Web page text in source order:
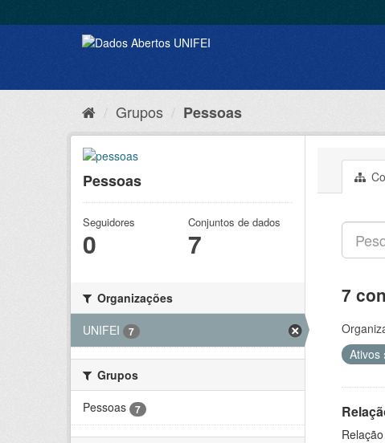
Grupos Pessoas
Pessoas
Seguidores
0
Conjuntos de dados
7
Organizações
UNIFEI
7
Grupos
Pessoas
7
7
Ativos